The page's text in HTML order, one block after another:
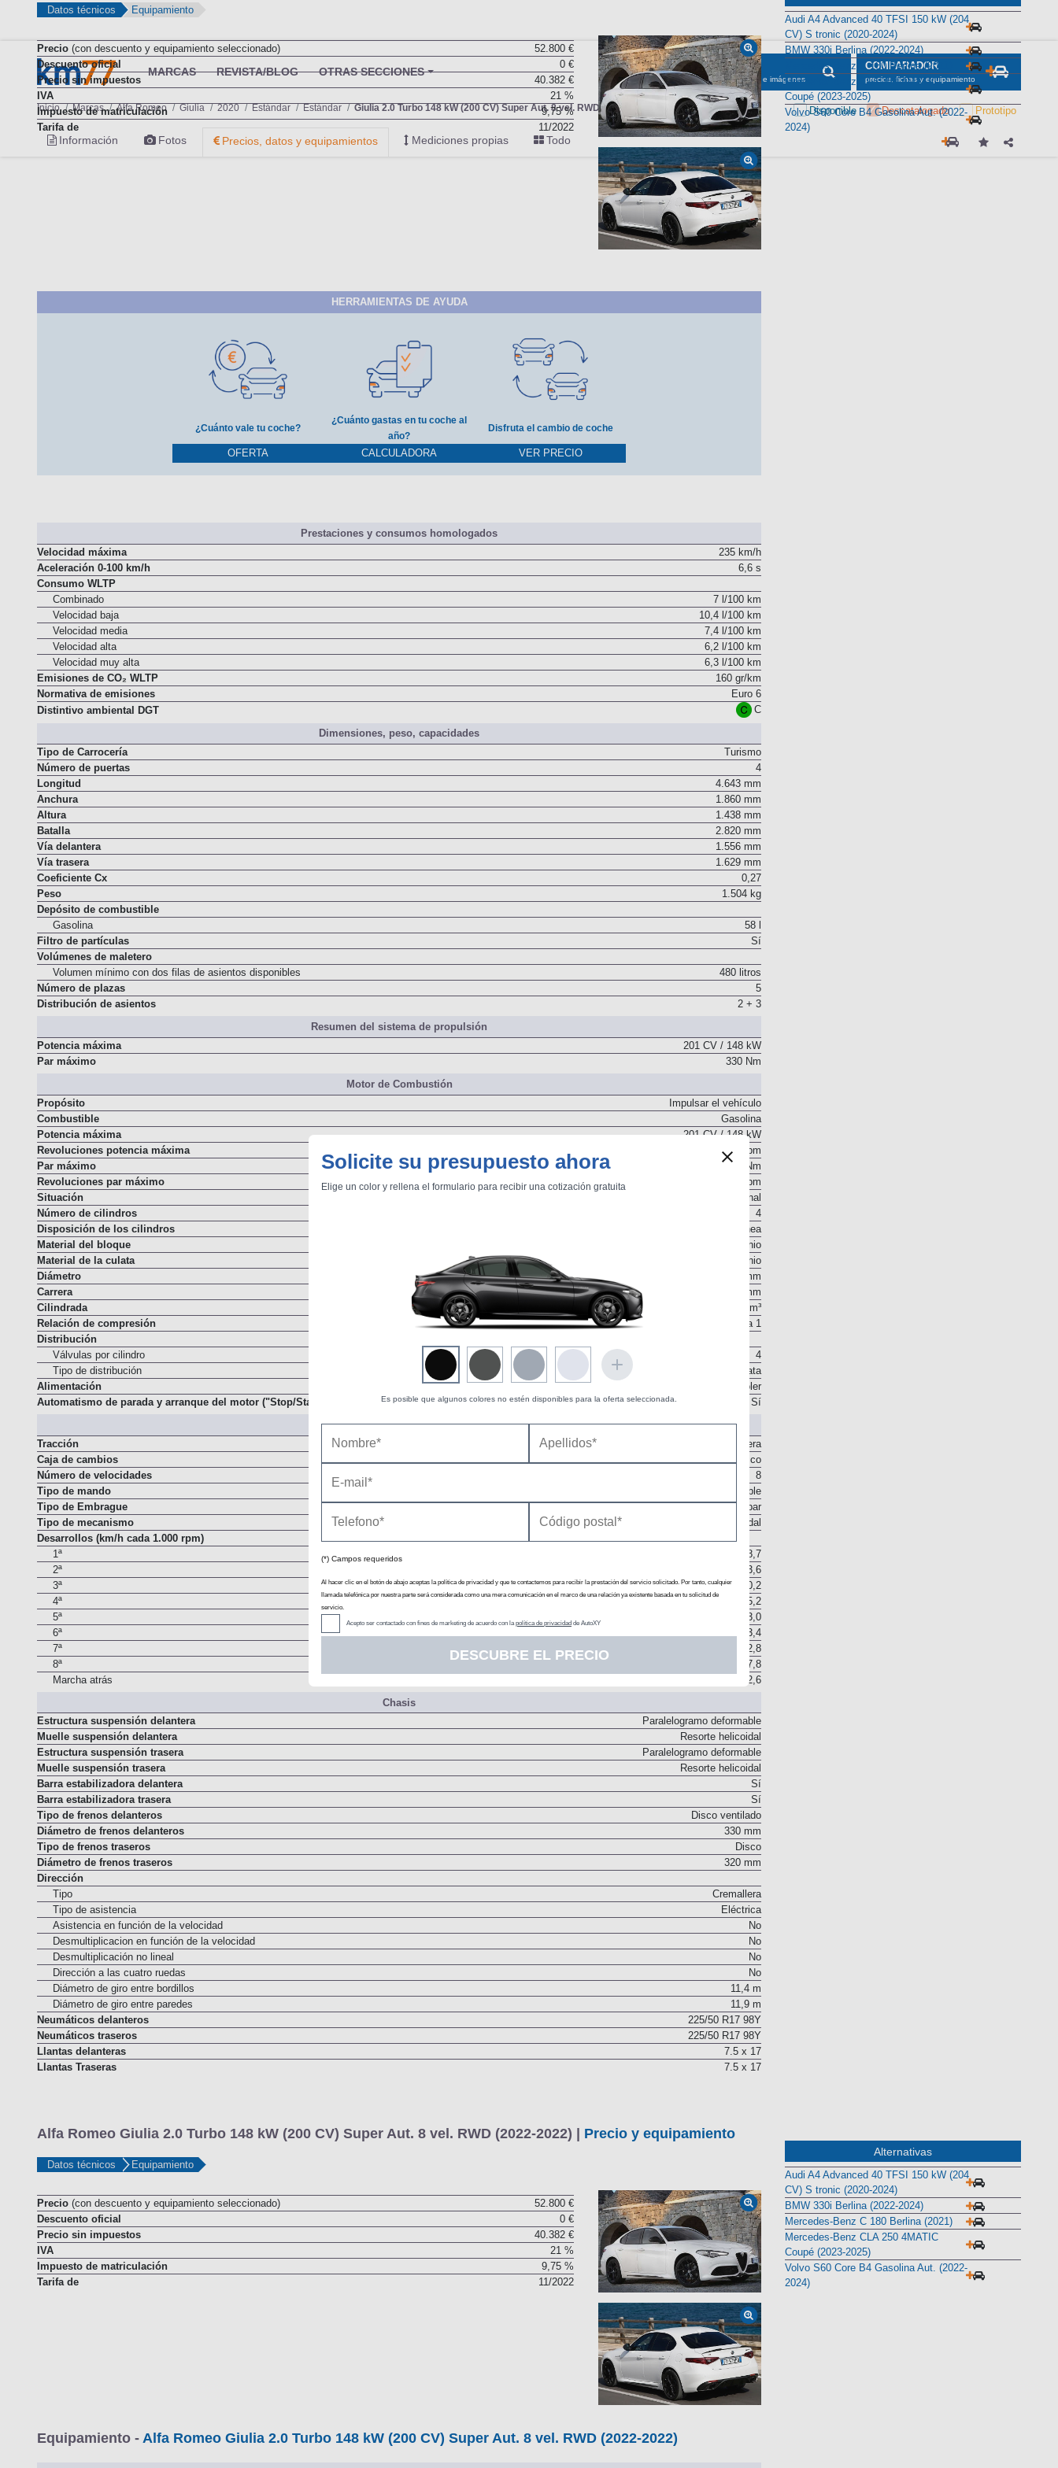
Solicite su presupuesto ahora
Elige un color y rellena el formulario para recibir una cotización gratuita
Es posible que algunos colores no estén disponibles para la oferta seleccionada.
(*) Campos requeridos
Al hacer clic en el botón de abajo aceptas la política de privacidad y que te contactemos para recibir la prestación del servicio solicitado. Por tanto, cualquier
llamada telefónica por nuestra parte será considerada como una mera comunicación en el marco de una relación ya existente basada en tu solicitud de
servicio.
Acepto ser contactado con fines de marketing de acuerdo con la política de privacidad de AutoXY
DESCUBRE EL PRECIO
MARCAS REVISTA/BLOG OTRAS SECCIONES BUSCADOR
informaciones, fichas e imágenes
COMPARADOR
precios, fichas y equipamiento
Inicio Marcas Alfa Romeo Giulia 2020 Estándar Estándar Giulia 2.0 Turbo 148 kW (200 CV) Super Aut. 8 vel. RWD Disponible Prototipo
Precio(con descuento y equipamiento seleccionado)
52.800 €
Descuento oficial
0 €
Precio sin impuestos
40.382 €
IVA
21 %
Impuesto de matriculación
9,75 %
Tarifa de
11/2022
HERRAMIENTAS DE AYUDA
OFERTA
¿Cuánto gastas en tu coche al
año?
CALCULADORA VER PRECIO
Prestaciones y consumos homologados
Velocidad máxima
235 km/h
Aceleración 0-100 km/h
Consumo WLTP
Combinado
7 l/100 km
Velocidad baja
10,4 l/100 km
Velocidad media
7,4 l/100 km
Velocidad alta
6,2 l/100 km
Velocidad muy alta
6,3 l/100 km
Emisiones de CO₂ WLTP
160 gr/km
Normativa de emisiones
Euro 6
Dimensiones, peso, capacidades
Tipo de Carrocería
Turismo
Número de puertas
4
Longitud
4.643 mm
Anchura
1.860 mm
Altura
1.438 mm
Batalla
2.820 mm
Vía delantera
1.556 mm
Vía trasera
1.629 mm
Coeficiente Cx
0,27
Peso
Depósito de combustible
Gasolina
58 l
Filtro de partículas
Volúmenes de maletero
Volumen mínimo con dos filas de asientos disponibles
480 litros
Número de plazas
5
Resumen del sistema de propulsión
Potencia máxima
201 CV / 148 kW
Motor de Combustión
Propósito
Impulsar el vehículo
Combustible
Gasolina
Potencia máxima
201 CV / 148 kW
Revoluciones potencia máxima
4.500 rpm
Par máximo
330 Nm
Revoluciones par máximo
1.750 rpm
Situación
Delantero longitudinal
Número de cilindros
4
Disposición de los cilindros
En línea
Material del bloque
Aluminio
Material de la culata
Aluminio
Diámetro
84 mm
Carrera
90 mm
Cilindrada
1.995 cm³
Relación de compresión
Distribución
Válvulas por cilindro
4
Tipo de distribución
Un árbol de levas en la culata
Alimentación
Inyección directa. Turbo. Intercooler
Transmisión
Tracción
Trasera
Caja de cambios
Automático
Número de velocidades
8
Tipo de mando
No disponible
Tipo de Embrague
Convertidor de par
Tipo de mecanismo
Desarrollos (km/h cada 1.000 rpm)
1ª
8,7
2ª
13,6
3ª
20,2
4ª
25,2
5ª
33,0
6ª
43,4
7ª
52,8
8ª
67,8
Chasis
Estructura suspensión delantera
Paralelogramo deformable
Muelle suspensión delantera
Resorte helicoidal
Estructura suspensión trasera
Paralelogramo deformable
Muelle suspensión trasera
Resorte helicoidal
Barra estabilizadora delantera
Sí
Barra estabilizadora trasera
Sí
Tipo de frenos delanteros
Disco ventilado
Diámetro de frenos delanteros
330 mm
Tipo de frenos traseros
Disco
Diámetro de frenos traseros
Dirección
Tipo
Cremallera
Tipo de asistencia
Eléctrica
Asistencia en función de la velocidad
No
Desmultiplicacion en función de la velocidad
No
Desmultiplicación no lineal
No
Dirección a las cuatro ruedas
No
Diámetro de giro entre bordillos
11,4 m
Diámetro de giro entre paredes
11,9 m
Neumáticos delanteros
225/50 R17 98Y
Neumáticos traseros
225/50 R17 98Y
Llantas delanteras
7.5 x 17
Alternativas
Audi A4 Advanced 40 TFSI 150 kW (204
CV) S tronic (2020-2024)
BMW 330i Berlina (2022-2024)
Mercedes-Benz C 180 Berlina (2021)
Mercedes-Benz CLA 250 4MATIC
Coupé (2023-2025)
Volvo S60 Core B4 Gasolina Aut. (2022-
Alfa Romeo Giulia 2.0 Turbo 148 kW (200 CV) Super Aut. 8 vel. RWD (2022-2022) | Precio y equipamiento
Precio(con descuento y equipamiento seleccionado)
52.800 €
Descuento oficial
0 €
Precio sin impuestos
40.382 €
IVA
21 %
Impuesto de matriculación
9,75 %
Equipamiento - Alfa Romeo Giulia 2.0 Turbo 148 kW (200 CV) Super Aut. 8 vel. RWD (2022-2022)
Alternativas
Audi A4 Advanced 40 TFSI 150 kW (204
CV) S tronic (2020-2024)
BMW 330i Berlina (2022-2024)
Mercedes-Benz C 180 Berlina (2021)
Mercedes-Benz CLA 250 4MATIC
Coupé (2023-2025)
Volvo S60 Core B4 Gasolina Aut. (2022-